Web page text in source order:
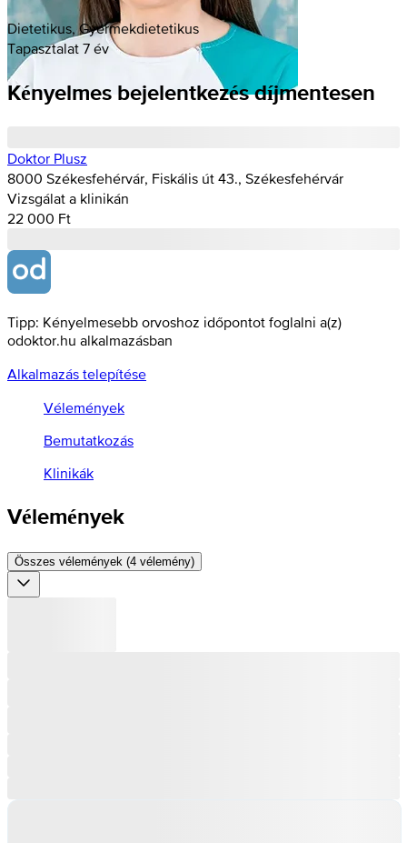
Dietetikus, Gyermekdietetikus
Tapasztalat 7 év
Kényelmes bejelentkezés díjmentesen
Doktor Plusz
8000 Székesfehérvár, Fiskális út 43., Székesfehérvár
Vizsgálat a klinikán
22 000 Ft
Tipp: Kényelmesebb orvoshoz időpontot foglalni a(z)
odoktor.hu alkalmazásban
Alkalmazás telepítése
Vélemények
Bemutatkozás
Klinikák
Vélemények
Összes vélemények (4 vélemény)